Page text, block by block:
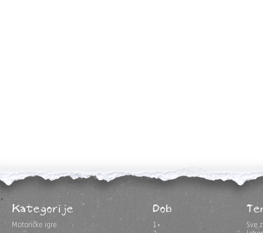
Kategorije
Motoričke igre
Dob
1+
Sve